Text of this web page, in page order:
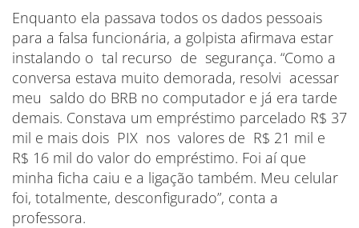
Enquanto ela passava todos os dados pessoais
para a falsa funcionária, a golpista afirmava estar
instalando o tal recurso de segurança. “Como a
conversa estava muito demorada, resolvi acessar
meu saldo do BRB no computador e já era tarde
demais. Constava um empréstimo parcelado R$ 37
mil e mais dois PIX nos valores de R$ 21 mil e
R$ 16 mil do valor do empréstimo. Foi aí que
minha ficha caiu e a ligação também. Meu celular
foi, totalmente, desconfigurado”, conta a
professora.